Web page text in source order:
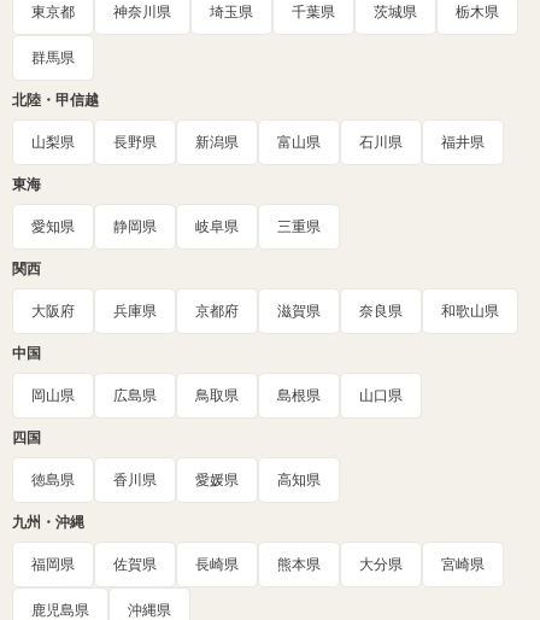
東京都 神奈川県 埼玉県 千葉県 茨城県 栃木県
群馬県
北陸・甲信越
山梨県 長野県 新潟県 富山県 石川県 福井県
東海
愛知県 静岡県 岐阜県 三重県
関西
大阪府 兵庫県 京都府 滋賀県 奈良県 和歌山県
中国
岡山県 広島県 鳥取県 島根県 山口県
四国
徳島県 香川県 愛媛県 高知県
九州・沖縄
福岡県 佐賀県 長崎県 熊本県 大分県 宮崎県
鹿児島県 沖縄県